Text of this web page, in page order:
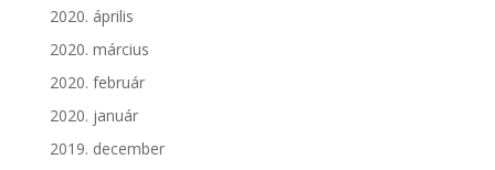
2020. április
2020. március
2020. február
2020. január
2019. december